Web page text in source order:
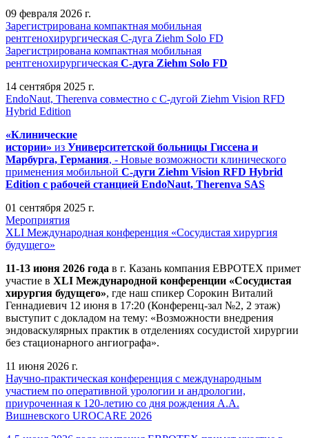
09 февраля 2026 г.
Зарегистрирована компактная мобильная
рентгенохирургическая С-дуга Ziehm Solo FD
Зарегистрирована компактная мобильная
рентгенохирургическая С-дуга Ziehm Solo FD
14 сентября 2025 г.
EndoNaut, Therenva совместно с С-дугой Ziehm Vision RFD
Hybrid Edition
«Клинические
истории» из Университетской больницы Гиссена и
Марбурга, Германия, - Новые возможности клинического
применения мобильной С-дуги Ziehm Vision RFD Hybrid
Edition с рабочей станцией EndoNaut, Therenva SAS
01 сентября 2025 г.
Мероприятия
XLI Международная конференция «Сосудистая хирургия
будущего»
11-13 июня 2026 года в г. Казань компания ЕВРОТЕХ примет
участие в XLI Международной конференции «Сосудистая
хирургия будущего», где наш спикер Сорокин Виталий
Геннадиевич 12 июня в 17:20 (Конференц-зал №2, 2 этаж)
выступит с докладом на тему: «Возможности внедрения
эндоваскулярных практик в отделениях сосудистой хирургии
без стационарного ангиографа».
11 июня 2026 г.
Научно-практическая конференция с международным
участием по оперативной урологии и андрологии,
приуроченная к 120-летию со дня рождения А.А.
Вишневского UROCARE 2026